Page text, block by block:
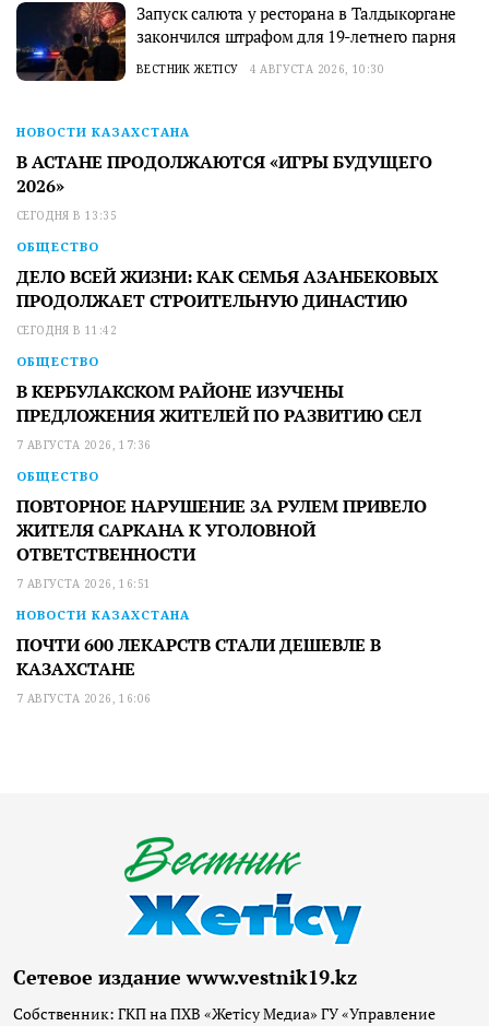
Запуск салюта у ресторана в Талдыкоргане
закончился штрафом для 19-летнего парня
ВЕСТНИК ЖЕТІСУ 4 АВГУСТА 2026, 10:30
НОВОСТИ КАЗАХСТАНА
В АСТАНЕ ПРОДОЛЖАЮТСЯ «ИГРЫ БУДУЩЕГО
2026»
СЕГОДНЯ В 13:35
ОБЩЕСТВО
ДЕЛО ВСЕЙ ЖИЗНИ: КАК СЕМЬЯ АЗАНБЕКОВЫХ
ПРОДОЛЖАЕТ СТРОИТЕЛЬНУЮ ДИНАСТИЮ
СЕГОДНЯ В 11:42
ОБЩЕСТВО
В КЕРБУЛАКСКОМ РАЙОНЕ ИЗУЧЕНЫ
ПРЕДЛОЖЕНИЯ ЖИТЕЛЕЙ ПО РАЗВИТИЮ СЕЛ
7 АВГУСТА 2026, 17:36
ОБЩЕСТВО
ПОВТОРНОЕ НАРУШЕНИЕ ЗА РУЛЕМ ПРИВЕЛО
ЖИТЕЛЯ САРКАНА К УГОЛОВНОЙ
ОТВЕТСТВЕННОСТИ
7 АВГУСТА 2026, 16:51
НОВОСТИ КАЗАХСТАНА
ПОЧТИ 600 ЛЕКАРСТВ СТАЛИ ДЕШЕВЛЕ В
КАЗАХСТАНЕ
7 АВГУСТА 2026, 16:06
Сетевое издание www.vestnik19.kz
Собственник: ГКП на ПХВ «Жетісу Медиа» ГУ «Управление